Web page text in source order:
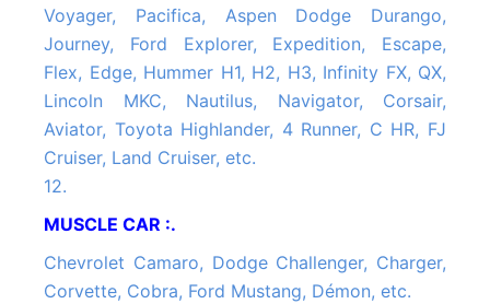
Voyager, Pacifica, Aspen Dodge Durango,
Journey, Ford Explorer, Expedition, Escape,
Flex, Edge, Hummer H1, H2, H3, Infinity FX, QX,
Lincoln MKC, Nautilus, Navigator, Corsair,
Aviator, Toyota Highlander, 4 Runner, C HR, FJ
Cruiser, Land Cruiser, etc.
12.
MUSCLE CAR :.
Chevrolet Camaro, Dodge Challenger, Charger,
Corvette, Cobra, Ford Mustang, Démon, etc.